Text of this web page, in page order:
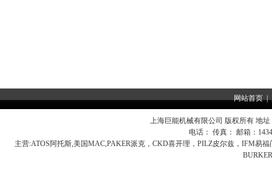
网站首页|
上海巨能机械有限公司 版权所有 地
电话： 传真： 邮箱：
主营:ATOS阿托斯,美国MAC,PAKER派克，CKD喜开理，PILZ皮尔兹，IFM易